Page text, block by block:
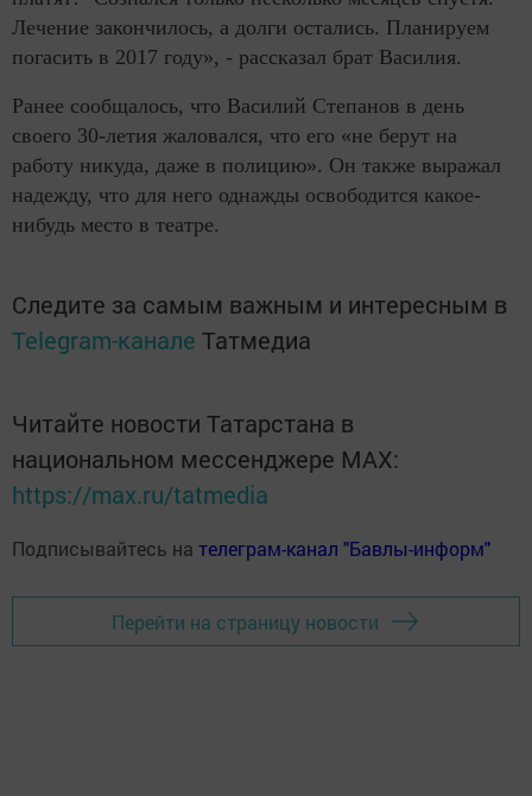
Лечение закончилось, а долги остались. Планируем
погасить в 2017 году», - рассказал брат Василия.
Ранее сообщалось, что Василий Степанов в день
своего 30-летия жаловался, что его «не берут на
работу никуда, даже в полицию». Он также выражал
надежду, что для него однажды освободится какое-
нибудь место в театре.
Следите за самым важным и интересным в
Telegram-канале Татмедиа
Читайте новости Татарстана в
национальном мессенджере MАХ:
https://max.ru/tatmedia
Подписывайтесь на телеграм-канал "Бавлы-информ"
Перейти на страницу новости